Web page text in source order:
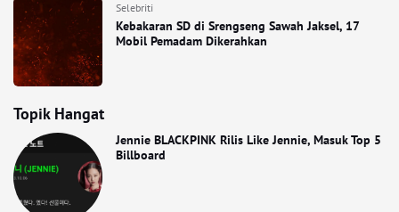
Selebriti
Kebakaran SD di Srengseng Sawah Jaksel, 17
Mobil Pemadam Dikerahkan
Topik Hangat
Jennie BLACKPINK Rilis Like Jennie, Masuk Top 5
Billboard